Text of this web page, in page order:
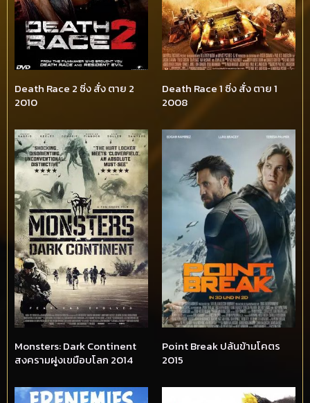
Death Race 2 ซิ่ง สั่ง ตาย 2
2010
Death Race 1 ซิ่ง สั่ง ตาย 1
2008
Monsters: Dark Continent
สงครามฝูงเขมือบโลก 2014
Point Break ปล้นข้ามโคตร
2015